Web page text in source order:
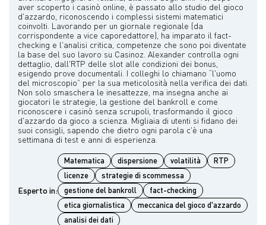
aver scoperto i casinò online, è passato allo studio del gioco
d'azzardo, riconoscendo i complessi sistemi matematici
coinvolti. Lavorando per un giornale regionale (da
corrispondente a vice caporedattore), ha imparato il fact-
checking e l'analisi critica, competenze che sono poi diventate
la base del suo lavoro su Casinoz. Alexander controlla ogni
dettaglio, dall'RTP delle slot alle condizioni dei bonus,
esigendo prove documentali. I colleghi lo chiamano “l'uomo
del microscopio” per la sua meticolosità nella verifica dei dati.
Non solo smaschera le inesattezze, ma insegna anche ai
giocatori le strategie, la gestione del bankroll e come
riconoscere i casinò senza scrupoli, trasformando il gioco
d'azzardo da gioco a scienza. Migliaia di utenti si fidano dei
suoi consigli, sapendo che dietro ogni parola c'è una
Esperto in:
Matematica dispersione volatilità
RTP
licenze
strategie di scommessa
gestione del bankroll
fact-checking
etica giornalistica
meccanica del gioco d'azzardo
analisi dei dati